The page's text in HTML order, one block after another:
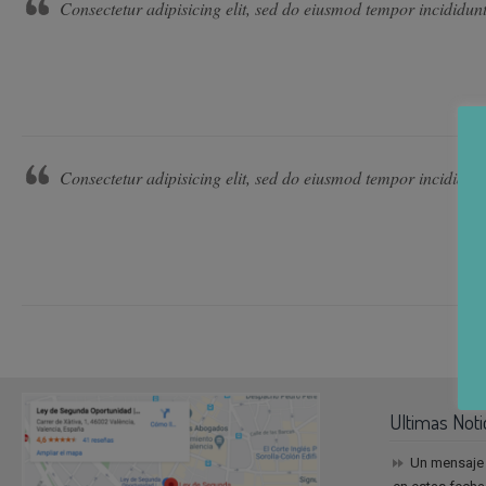
Consectetur adipisicing elit, sed do eiusmod tempor
Consectetur adipisicing elit, sed do eiusmod tempor
Ultimas
Un